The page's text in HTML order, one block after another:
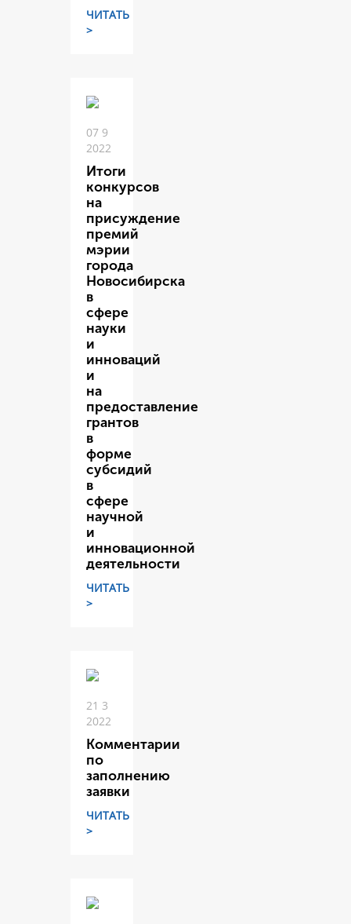
ЧИТАТЬ
>
07 9
2022
Итоги
конкурсов
на
присуждение
премий
мэрии
города
Новосибирска
в
сфере
науки
и
инноваций
и
на
предоставление
грантов
в
форме
субсидий
в
сфере
научной
и
инновационной
деятельности
ЧИТАТЬ
>
21 3
2022
Комментарии
по
заполнению
заявки
ЧИТАТЬ
>